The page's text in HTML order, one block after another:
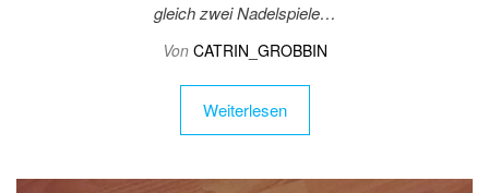
gleich zwei Nadelspiele…
Von CATRIN_GROBBIN
Weiterlesen